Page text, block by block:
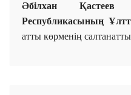
Әбілхан Қастеев
Республикасының
атты көрменің